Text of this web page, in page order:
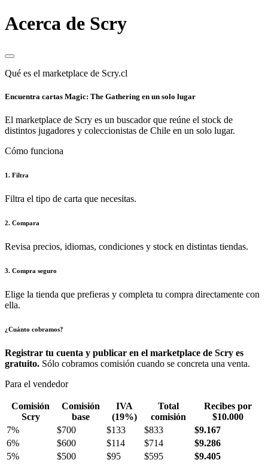
Acerca de Scry
Qué es el marketplace de Scry.cl
Encuentra cartas Magic: The Gathering en un solo lugar
El marketplace de Scry es un buscador que reúne el stock de
distintos jugadores y coleccionistas de Chile en un solo lugar.
Cómo funciona
1. Filtra
Filtra el tipo de carta que necesitas.
2. Compara
Revisa precios, idiomas, condiciones y stock en distintas tiendas.
3. Compra seguro
Elige la tienda que prefieras y completa tu compra directamente con
ella.
¿Cuánto cobramos?
Registrar tu cuenta y publicar en el marketplace de Scry es
gratuito. Sólo cobramos comisión cuando se concreta una venta.
Para el vendedor
Comisión
Scry
Comisión
base
IVA
(19%)
Total
comisión
Recibes por
$10.000
7%
$700 $133 $833
$9.167
6%
$600 $114 $714
$9.286
5%
$500 $95 $595 $9.405